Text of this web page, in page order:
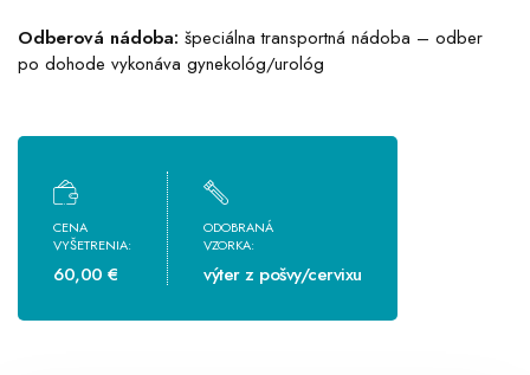
Odberová nádoba: špeciálna transportná nádoba – odber
po dohode vykonáva gynekológ/urológ
CENA
VYŠETRENIA:
60,00 €
ODOBRANÁ
VZORKA:
výter z pošvy/cervixu